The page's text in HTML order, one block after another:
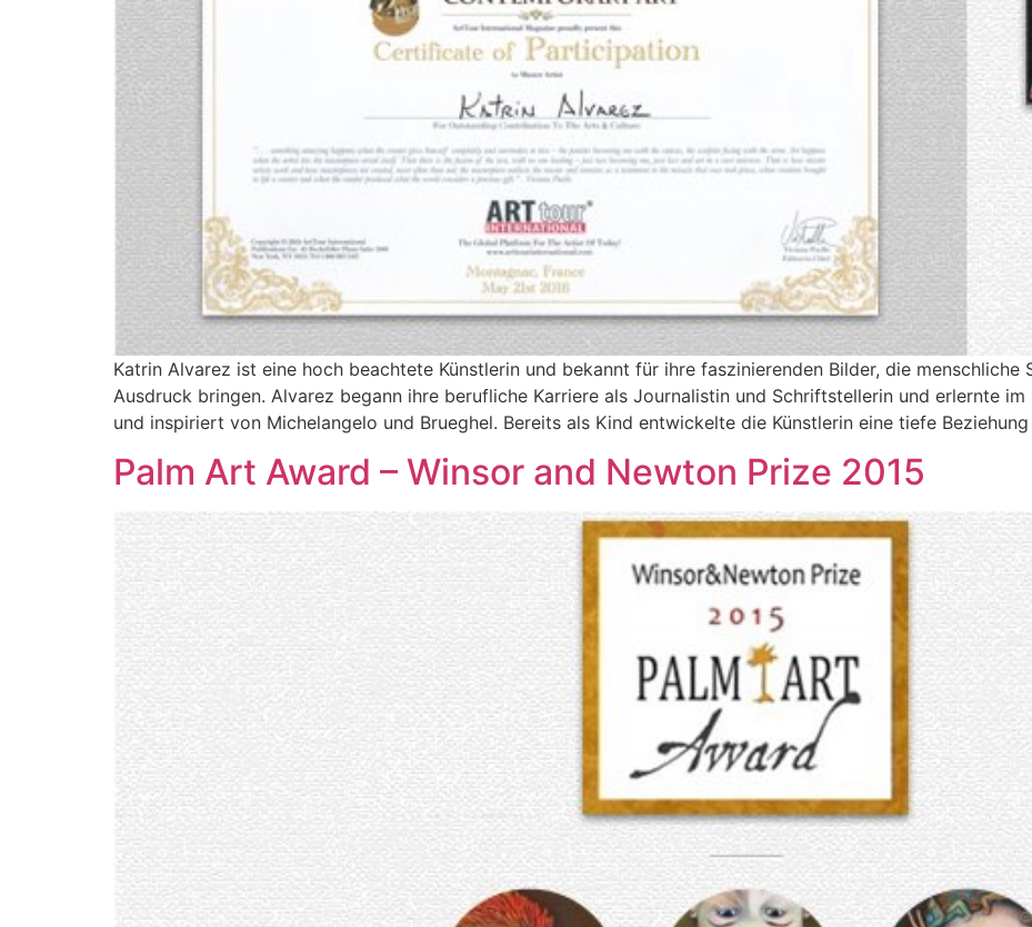
Katrin Alvarez ist eine hoch beachtete Künstlerin und bekannt für ihre faszinierenden Bilder, die
Ausdruck bringen. Alvarez begann ihre berufliche Karriere als Journalistin und Schriftstellerin und erlernte
und inspiriert von Michelangelo und Brueghel. Bereits als Kind entwickelte die Künstlerin eine tiefe
Palm Art Award – Winsor and Newton Prize 2015